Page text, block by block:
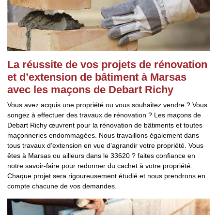
La réussite de vos projets de rénovation
et d’extension de bâtiment à Marsas
avec les maçons de Debart Richy
Vous avez acquis une propriété ou vous souhaitez vendre ? Vous
songez à effectuer des travaux de rénovation ? Les maçons de
Debart Richy œuvrent pour la rénovation de bâtiments et toutes
maçonneries endommagées. Nous travaillons également dans
tous travaux d’extension en vue d’agrandir votre propriété. Vous
êtes à Marsas ou ailleurs dans le 33620 ? faites confiance en
notre savoir-faire pour redonner du cachet à votre propriété.
Chaque projet sera rigoureusement étudié et nous prendrons en
compte chacune de vos demandes.